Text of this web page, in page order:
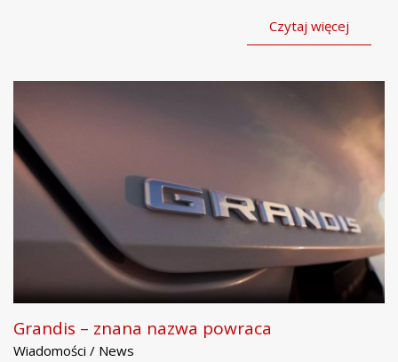
Czytaj więcej
Grandis – znana nazwa powraca
Wiadomości / News